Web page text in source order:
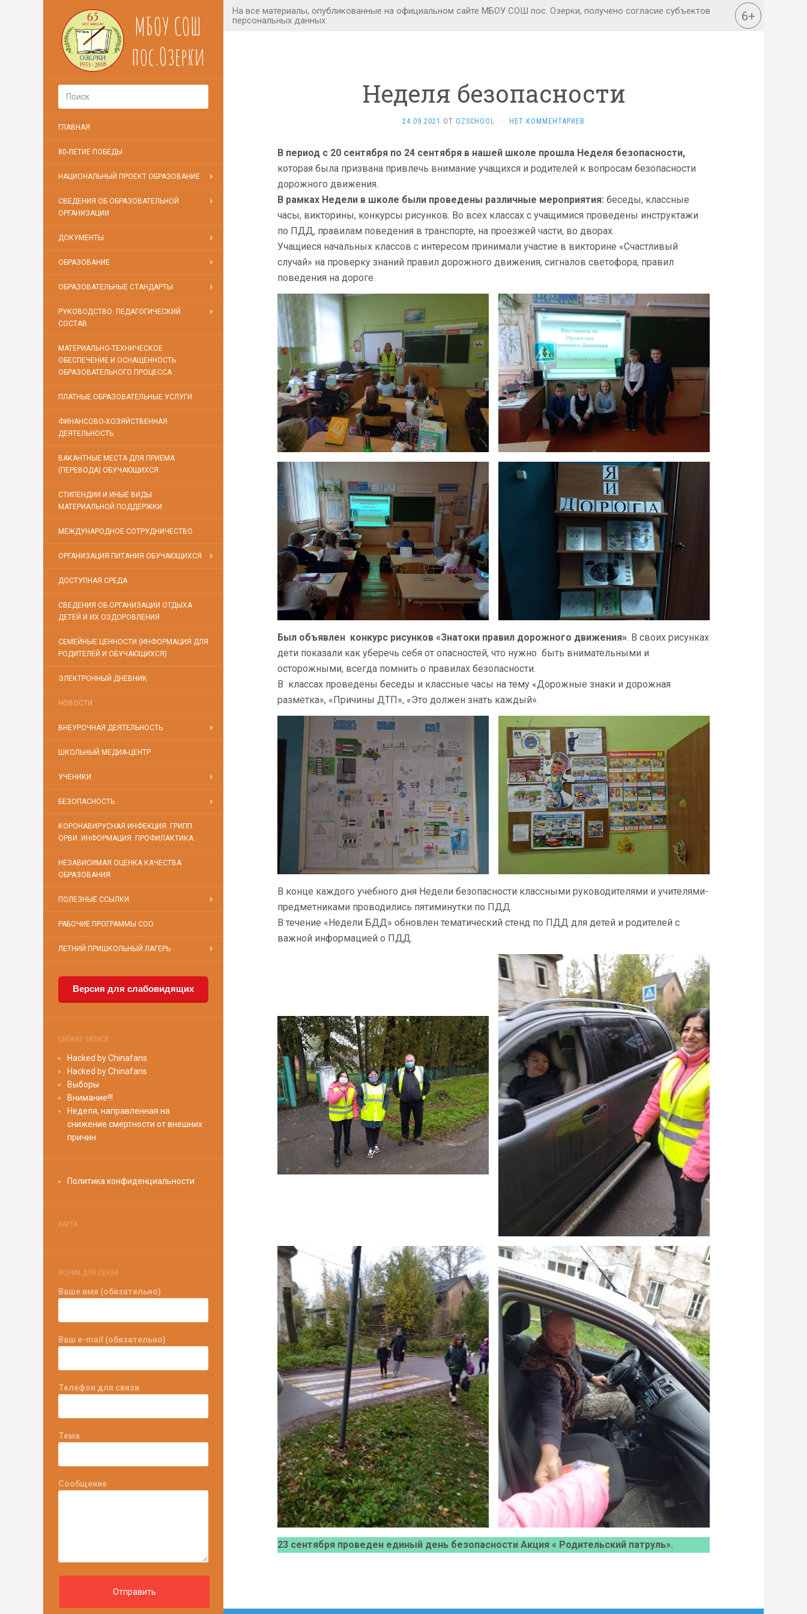
МБОУ СОШ
пос.Озерки
ГЛАВНАЯ
80-ЛЕТИЕ ПОБЕДЫ
НАЦИОНАЛЬНЫЙ ПРОЕКТ ОБРАЗОВАНИЕ
СВЕДЕНИЯ ОБ ОБРАЗОВАТЕЛЬНОЙ
ОРГАНИЗАЦИИ
ДОКУМЕНТЫ
ОБРАЗОВАНИЕ
ОБРАЗОВАТЕЛЬНЫЕ СТАНДАРТЫ
РУКОВОДСТВО. ПЕДАГОГИЧЕСКИЙ
СОСТАВ
МАТЕРИАЛЬНО-ТЕХНИЧЕСКОЕ
ОБЕСПЕЧЕНИЕ И ОСНАЩЕННОСТЬ
ОБРАЗОВАТЕЛЬНОГО ПРОЦЕССА
ПЛАТНЫЕ ОБРАЗОВАТЕЛЬНЫЕ УСЛУГИ
ФИНАНСОВО-ХОЗЯЙСТВЕННАЯ
ДЕЯТЕЛЬНОСТЬ
ВАКАНТНЫЕ МЕСТА ДЛЯ ПРИЕМА
(ПЕРЕВОДА) ОБУЧАЮЩИХСЯ
СТИПЕНДИИ И ИНЫЕ ВИДЫ
МАТЕРИАЛЬНОЙ ПОДДЕРЖКИ
МЕЖДУНАРОДНОЕ СОТРУДНИЧЕСТВО
ОРГАНИЗАЦИЯ ПИТАНИЯ ОБУЧАЮЩИХСЯ
ДОСТУПНАЯ СРЕДА
СВЕДЕНИЯ ОБ ОРГАНИЗАЦИИ ОТДЫХА
ДЕТЕЙ И ИХ ОЗДОРОВЛЕНИЯ
СЕМЕЙНЫЕ ЦЕННОСТИ (ИНФОРМАЦИЯ ДЛЯ
РОДИТЕЛЕЙ И ОБУЧАЮЩИХСЯ)
ЭЛЕКТРОННЫЙ ДНЕВНИК
НОВОСТИ
ВНЕУРОЧНАЯ ДЕЯТЕЛЬНОСТЬ
ШКОЛЬНЫЙ МЕДИА-ЦЕНТР
УЧЕНИКИ
БЕЗОПАСНОСТЬ
КОРОНАВИРУСНАЯ ИНФЕКЦИЯ. ГРИПП.
ОРВИ. ИНФОРМАЦИЯ. ПРОФИЛАКТИКА.
НЕЗАВИСИМАЯ ОЦЕНКА КАЧЕСТВА
ОБРАЗОВАНИЯ
ПОЛЕЗНЫЕ ССЫЛКИ
РАБОЧИЕ ПРОГРАММЫ СОО
ЛЕТНИЙ ПРИШКОЛЬНЫЙ ЛАГЕРЬ
Версия для слабовидящих
СВЕЖИЕ ЗАПИСИ
Hacked by Chinafans
Hacked by Chinafans
Выборы
Внимание!!!
Неделя, направленная на
снижение смертности от внешних
причин
Политика конфиденциальности
КАРТА
ФОРМА ДЛЯ СВЯЗИ
Ваше имя (обязательно)
Ваш e-mail (обязательно)
Телефон для связи
Тема
Сообщение
Неделя безопасности
24.09.2021 ОТ OZSCHOOL · НЕТ КОММЕНТАРИЕВ
В период с 20 сентября по 24 сентября в нашей школе прошла Неделя безопасности,
которая была призвана привлечь внимание учащихся и родителей к вопросам безопасности
дорожного движения.
В рамках Недели в школе были проведены различные мероприятия: беседы, классные
часы, викторины, конкурсы рисунков. Во всех классах с учащимися проведены инструктажи
по ПДД, правилам поведения в транспорте, на проезжей части, во дворах.
Учащиеся начальных классов с интересом принимали участие в викторине «Счастливый
случай» на проверку знаний правил дорожного движения, сигналов светофора, правил
поведения на дороге.
Был объявлен конкурс рисунков «Знатоки правил дорожного движения». В своих рисунках
дети показали как уберечь себя от опасностей, что нужно быть внимательными и
осторожными, всегда помнить о правилах безопасности.
В классах проведены беседы и классные часы на тему «Дорожные знаки и дорожная
разметка», «Причины ДТП», «Это должен знать каждый».
В конце каждого учебного дня Недели безопасности классными руководителями и учителями-
предметниками проводились пятиминутки по ПДД.
В течение «Недели БДД» обновлен тематический стенд по ПДД для детей и родителей с
важной информацией о ПДД.
23 сентября проведен единый день безопасности Акция « Родительский патруль».